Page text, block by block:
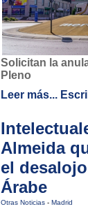
Solicitan la
Pleno
Leer más...
Almeida
el
Árabe
Otras Noticias - Madrid